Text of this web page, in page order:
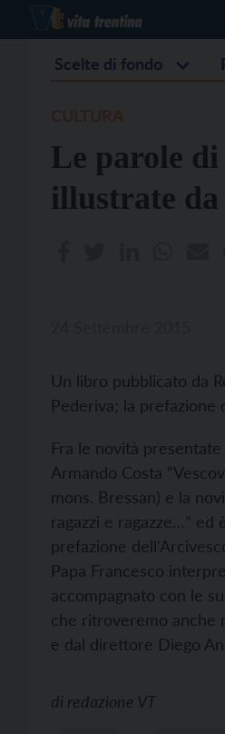
Scelte di fondo
Le parole di
illustrate
Un libro pubblicato da
Pederiva; la prefazione
Fra le novità
Armando Costa
mons. Bressan) e la
ragazzi e ragazze…”
prefazione
Papa Francesco
accompagnato con le
che ritroveremo anche
e dal direttore Diego
di redazione VT